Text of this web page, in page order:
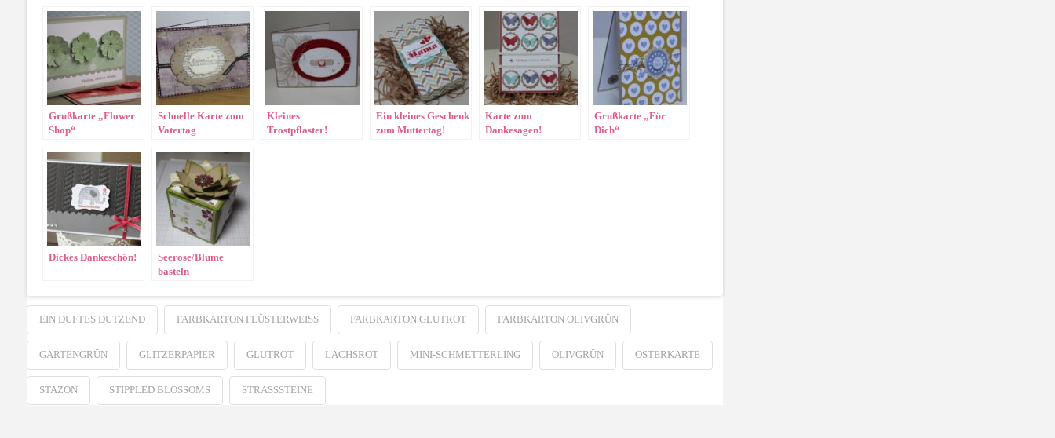
Grußkarte „Flower
Shop“
Schnelle Karte zum
Vatertag
Kleines
Trostpflaster!
Ein kleines Geschenk
zum Muttertag!
Karte zum
Dankesagen!
Grußkarte „Für
Dich“
Dickes Dankeschön!
Seerose/Blume
basteln
EIN DUFTES DUTZEND FARBKARTON FLÜSTERWEISS FARBKARTON GLUTROT FARBKARTON OLIVGRÜN
GARTENGRÜN GLITZERPAPIER GLUTROT LACHSROT MINI-SCHMETTERLING OLIVGRÜN OSTERKARTE
STAZON STIPPLED BLOSSOMS STRASSSTEINE